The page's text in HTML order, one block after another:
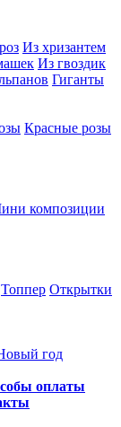
Из хризантем
Из гвоздик
Гиганты
Красные розы
композиции
Топпер Открытки
год
оплаты